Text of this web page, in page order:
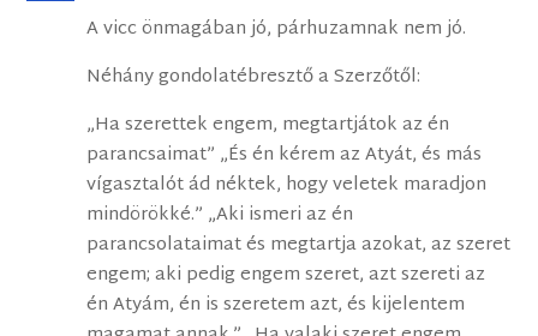
A vicc önmagában jó, párhuzamnak nem jó.
Néhány gondolatébresztő a Szerzőtől:
„Ha szerettek engem, megtartjátok az én
parancsaimat” „És én kérem az Atyát, és más
vígasztalót ád néktek, hogy veletek maradjon
mindörökké.” „Aki ismeri az én
parancsolataimat és megtartja azokat, az szeret
engem; aki pedig engem szeret, azt szereti az
én Atyám, én is szeretem azt, és kijelentem